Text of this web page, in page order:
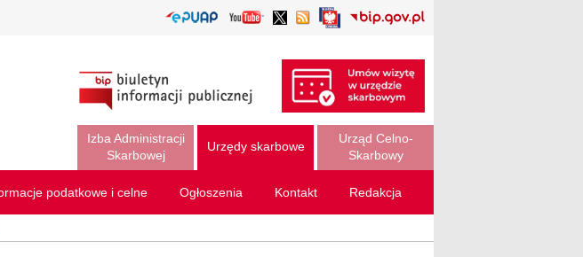
Izba Administracji
Skarbowej
Urzędy skarbowe
Urząd Celno-
Skarbowy
podatkowe i celne Ogłoszenia Kontakt Redakcja